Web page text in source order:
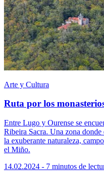
Arte y Cultura
Ruta por los
Entre Lugo y Ourense se
Ribeira Sacra. Una zona
la exuberante naturaleza,
el Miño.
14.02.2024 - 7 minutos de